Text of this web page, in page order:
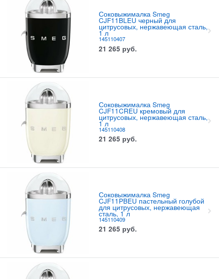
Соковыжималка Smeg
CJF11BLEU черный для
цитрусовых, нержавеющая сталь,
1 л
145110407
21 265 руб.
Соковыжималка Smeg
CJF11CREU кремовый для
цитрусовых, нержавеющая сталь,
1 л
145110408
21 265 руб.
Соковыжималка Smeg
CJF11PBEU пастельный голубой
для цитрусовых, нержавеющая
сталь, 1 л
145110409
21 265 руб.